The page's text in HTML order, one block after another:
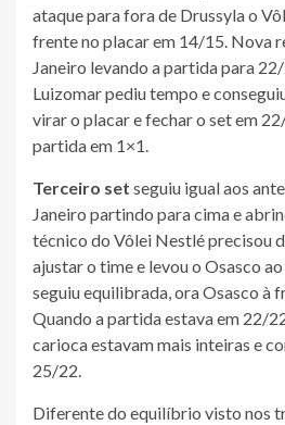
ataque para fora de Drussyla o
frente no placar em 14/15. Nova
Janeiro levando a partida para
Luizomar pediu tempo e
virar o placar e fechar o set em
partida em 1×1.
Terceiro set seguiu igual aos
Janeiro partindo para cima e
técnico do Vôlei Nestlé precisou
ajustar o time e levou o Osasco
seguiu equilibrada, ora Osasco à
Quando a partida estava em 22/
carioca estavam mais inteiras e
25/22.
Diferente do equilíbrio visto nos